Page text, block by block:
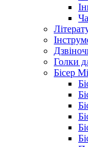
Голки
Бісер